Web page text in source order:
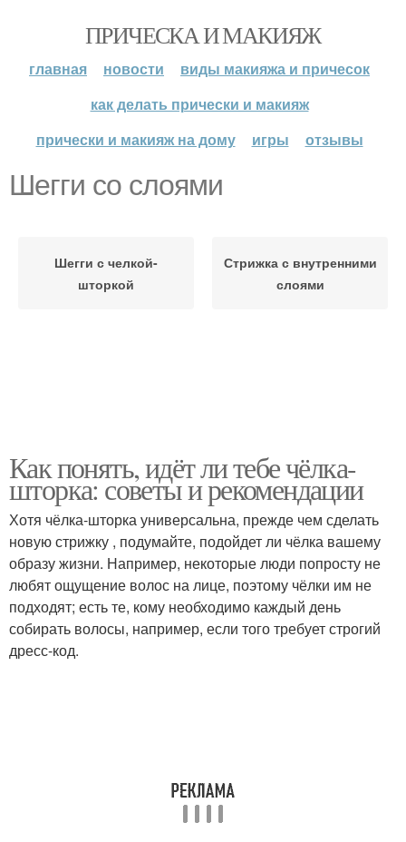
ПРИЧЕСКА И МАКИЯЖ
главная новости
виды макияжа и причесок
как делать прически и макияж
прически и макияж на дому
игры отзывы
Шегги со слоями
Шегги с челкой-
шторкой
Стрижка с внутренними
слоями
Как понять, идёт ли тебе чёлка-
шторка: советы и рекомендации
Хотя чёлка-шторка универсальна, прежде чем сделать
новую стрижку , подумайте, подойдет ли чёлка вашему
образу жизни. Например, некоторые люди попросту не
любят ощущение волос на лице, поэтому чёлки им не
подходят; есть те, кому необходимо каждый день
собирать волосы, например, если того требует строгий
дресс-код.